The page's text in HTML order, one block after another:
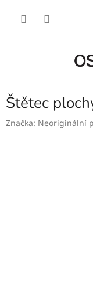
Štětec
Značka: Neoriginální